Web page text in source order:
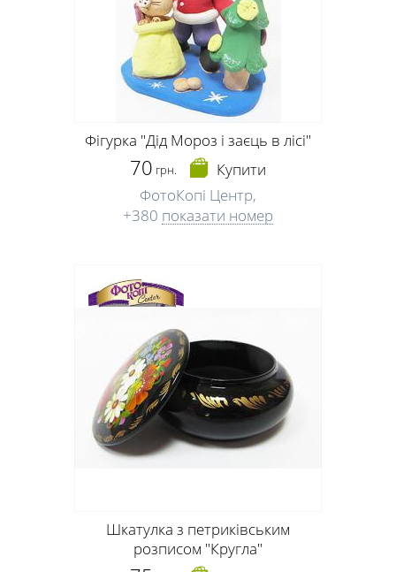
Фігурка "Дід Мороз і заєць в лісі"
70 грн.
Купити
ФотоКопі Центр,
+380 показати номер
Шкатулка з петриківським
розписом "Кругла"